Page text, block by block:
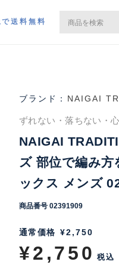
送料無料
NAIGAI
ずれない・落ちない・
NAIGAI
ズ 部位で編み
ックス メンズ
商品番号 02391909
通常価格 ¥2,750
¥2,750 税込